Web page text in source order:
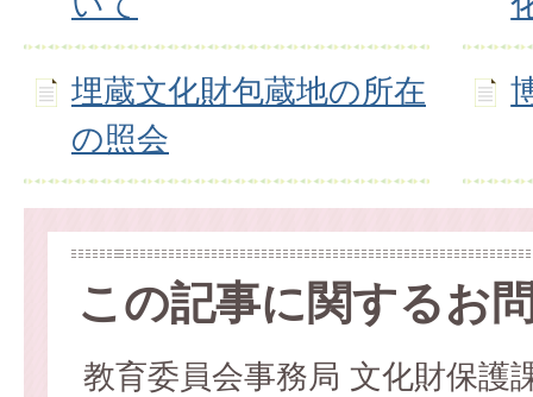
埋蔵文化財包蔵地の所在
の照会
この記事に関するお
教育委員会事務局 文化財保護